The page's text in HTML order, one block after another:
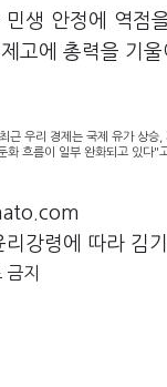
생 안정에 역점
고에 총력을 기
우리 경제는 국제 유가 상
화 흐름이 일부 완화되고 있
강령에 따라 김
지